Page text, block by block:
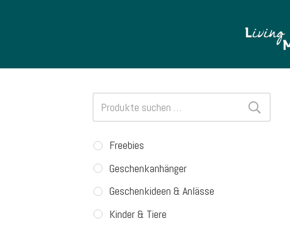
Suchen
nach:
Freebies
Geschenkanhänger
Geschenkideen & Anlässe
Kinder & Tiere